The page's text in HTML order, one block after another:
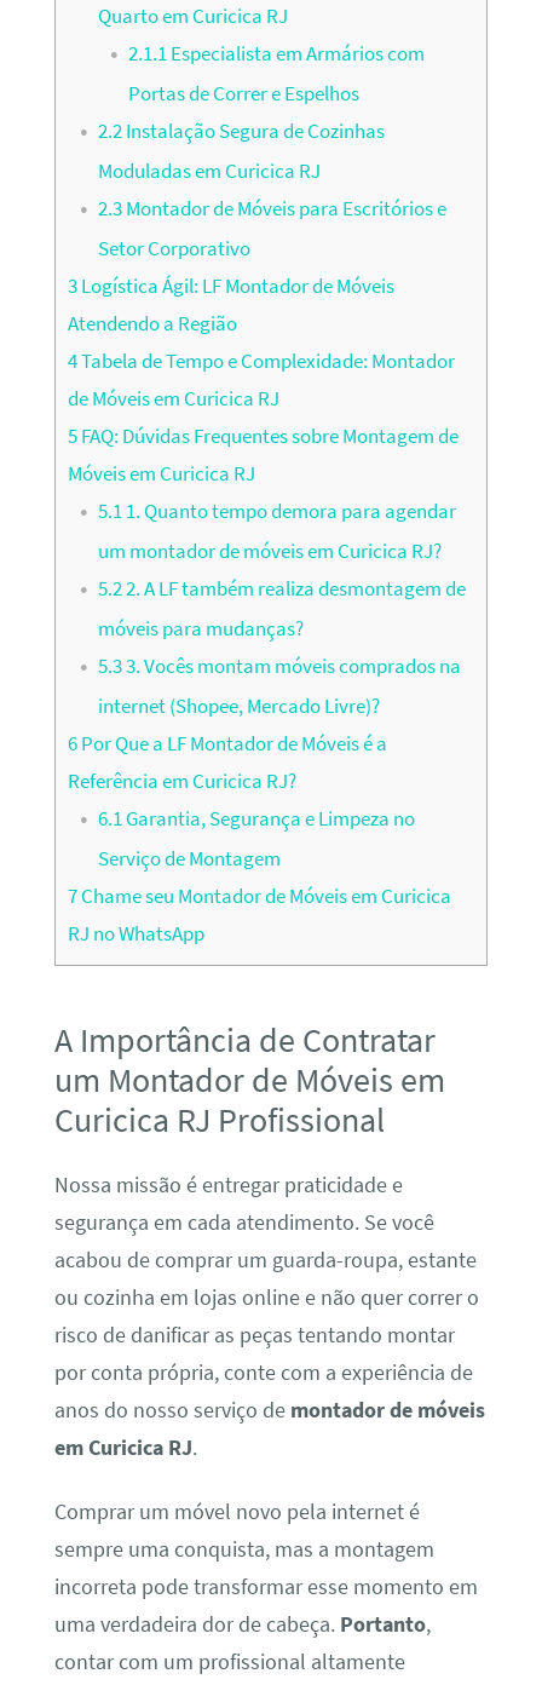
Quarto em Curicica RJ
2.1.1Especialista em Armários com
Portas de Correr e Espelhos
2.2Instalação Segura de Cozinhas
Moduladas em Curicica RJ
2.3Montador de Móveis para Escritórios e
Setor Corporativo
3Logística Ágil: LF Montador de Móveis
Atendendo a Região
4Tabela de Tempo e Complexidade: Montador
de Móveis em Curicica RJ
5FAQ: Dúvidas Frequentes sobre Montagem de
Móveis em Curicica RJ
5.11. Quanto tempo demora para agendar
um montador de móveis em Curicica RJ?
5.22. A LF também realiza desmontagem de
móveis para mudanças?
5.33. Vocês montam móveis comprados na
internet (Shopee, Mercado Livre)?
6Por Que a LF Montador de Móveis é a
Referência em Curicica RJ?
6.1Garantia, Segurança e Limpeza no
Serviço de Montagem
7Chame seu Montador de Móveis em Curicica
RJ no WhatsApp
A Importância de Contratar
um Montador de Móveis em
Curicica RJ Profissional
Nossa missão é entregar praticidade e
segurança em cada atendimento. Se você
acabou de comprar um guarda-roupa, estante
ou cozinha em lojas online e não quer correr o
risco de danificar as peças tentando montar
por conta própria, conte com a experiência de
anos do nosso serviço de montador de móveis
em Curicica RJ.
Comprar um móvel novo pela internet é
sempre uma conquista, mas a montagem
incorreta pode transformar esse momento em
uma verdadeira dor de cabeça. Portanto,
contar com um profissional altamente